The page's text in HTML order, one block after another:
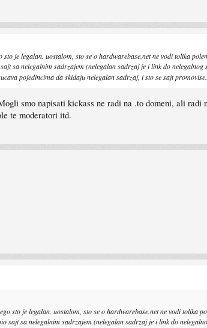
je legalan. uostalom, sto se o hardwarebase.net ne vodi tolika
sa nelegalnim sadrzajem (nelegalan sadrzaj je i link do
pojedincima da skidaju nelegalan sadrzaj, i sto se sajt
smo napisati kickass ne radi na .to domeni, ali
te moderatori itd.
sto je legalan. uostalom, sto se o hardwarebase.net ne vodi tolika
sajt sa nelegalnim sadrzajem (nelegalan sadrzaj je i link do